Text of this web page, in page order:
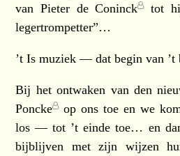
vanPieter de Coninck tot hij
legertrompetter”…
’t Is muziek — dat begin van ’t
Bij het ontwaken van den
Poncke op ons toe en we
los — tot ’t einde toe… en
bijblijven met zijn wijzen